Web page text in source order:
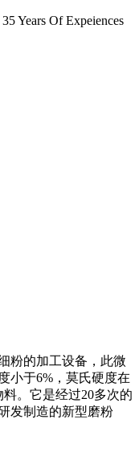
Years Of Expeiences
粉的加工设备，此微
小于6%，莫氏硬度在
。它是经过20多次的
发制造的新型磨粉